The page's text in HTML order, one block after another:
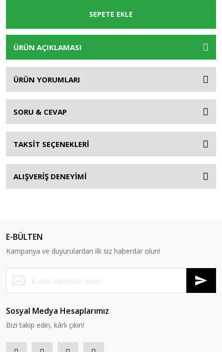
SEPETE EKLE
ÜRÜN AÇIKLAMASI
ÜRÜN YORUMLARI
SORU & CEVAP
TAKSİT SEÇENEKLERİ
ALIŞVERİŞ DENEYİMİ
E-BÜLTEN
Kampanya ve duyurulardan ilk siz haberdar olun!
Sosyal Medya Hesaplarımız
Bizi takip edin, kârlı çıkın!